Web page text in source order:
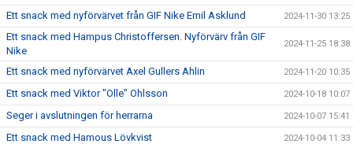
Ett snack med nyförvärvet från GIF Nike Emil Asklund 2024-11-30 13:25
Ett snack med Hampus Christoffersen. Nyförvärv från GIF
Nike
2024-11-25 18:38
Ett snack med nyförvärvet Axel Gullers Ahlin 2024-11-20 10:35
Ett snack med Viktor "Olle" Ohlsson 2024-10-18 10:07
Seger i avslutningen för herrarna 2024-10-07 15:41
Ett snack med Hamous Lövkvist 2024-10-04 11:33